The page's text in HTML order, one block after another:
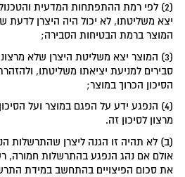
(2) לפי רמת ההתפתחות המדעית
יצא משליטתו, לא יכול היה היצרן לדעת
המוצר ברמת הבטיחות הסבירה;
(3) המוצר יצא משליטת היצרן שלא
סבירים למניעת יציאתו משליטתו,
הסיכון הכרוך במוצר;
(4) הנפגע ידע על הפגם במוצר ועל
מרצון לסיכון זה.
(ב) לא תהיה זו הגנה ליצרן שהתרשלות
אולם אם נהג הנפגע בהתרשלות חמורה,
את סכום הפיצויים בהתחשב במידת